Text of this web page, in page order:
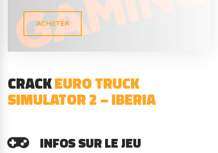
ACHETER
CRACKEURO TRUCK
SIMULATOR 2 – IBERIA
INFOS SUR LE JEU